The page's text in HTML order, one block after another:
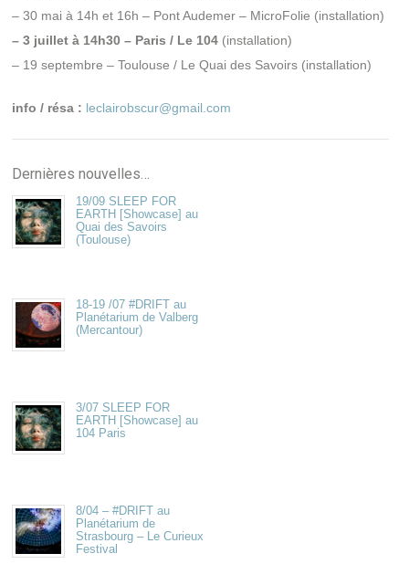
– 30 mai à 14h et 16h – Pont Audemer – MicroFolie (installation)
– 3 juillet à 14h30 – Paris / Le 104 (installation)
– 19 septembre – Toulouse / Le Quai des Savoirs (installation)
info / résa : leclairobscur@gmail.com
Dernières nouvelles…
19/09 SLEEP FOR
EARTH [Showcase] au
Quai des Savoirs
(Toulouse)
18-19 /07 #DRIFT au
Planétarium de Valberg
(Mercantour)
3/07 SLEEP FOR
EARTH [Showcase] au
104 Paris
8/04 – #DRIFT au
Planétarium de
Strasbourg – Le Curieux
Festival